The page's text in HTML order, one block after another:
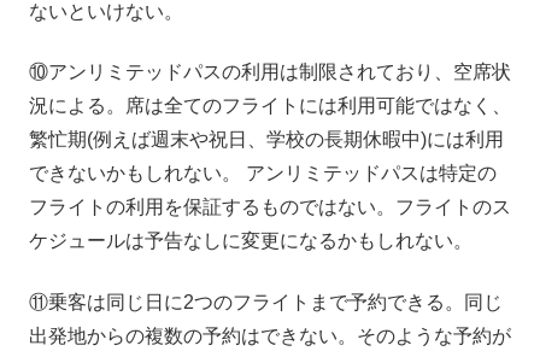
ないといけない。
⑩アンリミテッドパスの利用は制限されており、空席状
況による。席は全てのフライトには利用可能ではなく、
繁忙期(例えば週末や祝日、学校の長期休暇中)には利用
できないかもしれない。 アンリミテッドパスは特定の
フライトの利用を保証するものではない。フライトのス
ケジュールは予告なしに変更になるかもしれない。
⑪乗客は同じ日に2つのフライトまで予約できる。同じ
出発地からの複数の予約はできない。そのような予約が